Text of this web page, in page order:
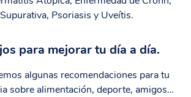
Psoriasis y Uveítis.
para mejorar tu día a día.
algunas recomendaciones para tu
sobre alimentación, deporte, amigos…